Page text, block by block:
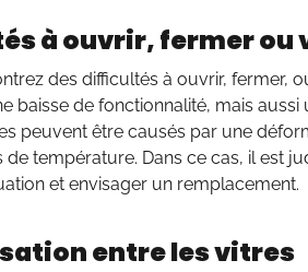
à ouvrir, fermer ou
des difficultés à ouvrir, fermer,
baisse de fonctionnalité, mais
peuvent être causés par une
de température. Dans ce cas, il est
et envisager un remplacement.
entre les vitres